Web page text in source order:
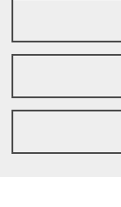
Area riservata
Statistiche